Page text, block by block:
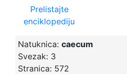
Prelistajte
enciklopediju
Natuknica: caecum
Svezak: 3
Stranica: 572